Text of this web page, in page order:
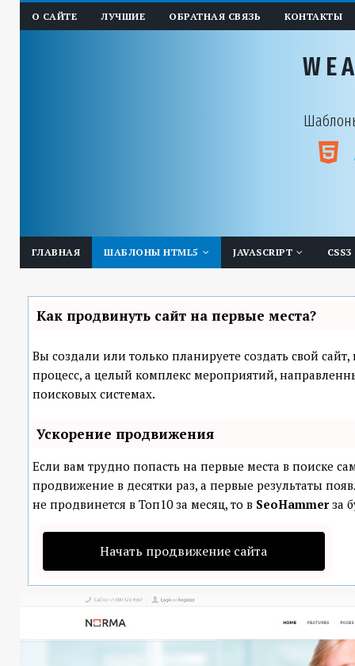
О САЙТЕ ЛУЧШИЕ ОБРАТНАЯ СВЯЗЬ КОНТАКТЫ
ГЛАВНАЯ ШАБЛОНЫ HTML5 JAVASCRIPT CSS3
Как продвинуть сайт на первые места?
Вы создали или только планируете создать свой
процесс, а целый комплекс мероприятий,
поисковых системах.
Ускорение продвижения
Если вам трудно попасть на первые места в поиске
продвижение в десятки раз, а первые результаты
не продвинется в Топ10 за месяц, то в SeoHammerза
Начать продвижение сайта